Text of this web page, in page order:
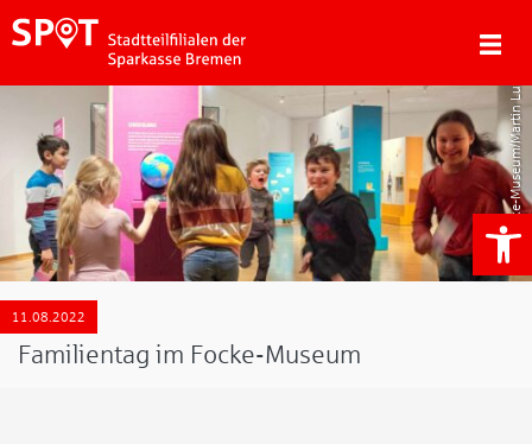
Focke-Museum/Martin Luther
11.08.2022
Familientag im Focke-Museum